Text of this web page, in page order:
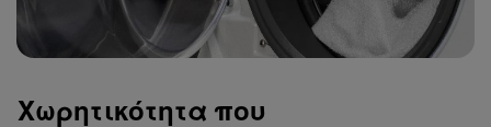
Χωρητικότητα που